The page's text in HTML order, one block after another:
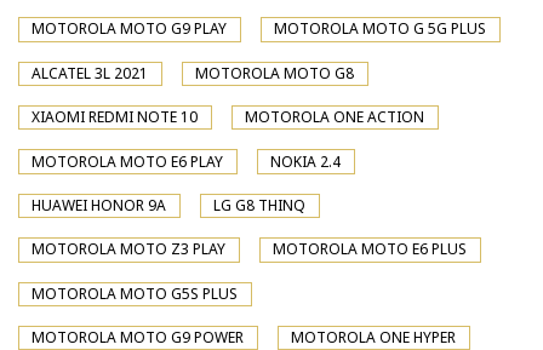
MOTOROLA MOTO G9 PLAY MOTOROLA MOTO G 5G PLUS
ALCATEL 3L 2021 MOTOROLA MOTO G8
XIAOMI REDMI NOTE 10 MOTOROLA ONE ACTION
MOTOROLA MOTO E6 PLAY NOKIA 2.4
HUAWEI HONOR 9A LG G8 THINQ
MOTOROLA MOTO Z3 PLAY MOTOROLA MOTO E6 PLUS
MOTOROLA MOTO G5S PLUS
MOTOROLA MOTO G9 POWER MOTOROLA ONE HYPER